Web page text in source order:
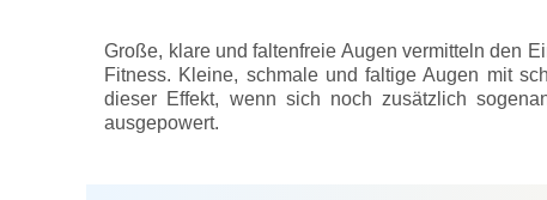
Große, klare und faltenfreie Augen vermitteln den
Fitness. Kleine, schmale und faltige Augen mit
dieser Effekt, wenn sich noch zusätzlich
ausgepowert.